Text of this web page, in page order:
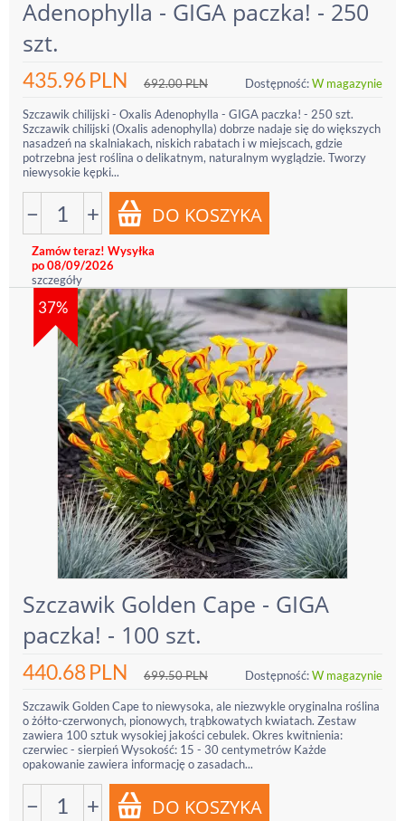
Adenophylla - GIGA paczka! - 250
szt.
435.96PLN 692.00PLN Dostępność:W magazynie
Szczawik chilijski - Oxalis Adenophylla - GIGA paczka! - 250 szt.
Szczawik chilijski (Oxalis adenophylla) dobrze nadaje się do większych
nasadzeń na skalniakach, niskich rabatach i w miejscach, gdzie
potrzebna jest roślina o delikatnym, naturalnym wyglądzie. Tworzy
niewysokie kępki...
− +
Zamów teraz! Wysyłka
po 08/09/2026
szczegóły
37%
Szczawik Golden Cape - GIGA
paczka! - 100 szt.
440.68PLN 699.50PLN Dostępność:W magazynie
Szczawik Golden Cape to niewysoka, ale niezwykle oryginalna roślina
o żółto-czerwonych, pionowych, trąbkowatych kwiatach. Zestaw
zawiera 100 sztuk wysokiej jakości cebulek. Okres kwitnienia:
czerwiec - sierpień Wysokość: 15 - 30 centymetrów Każde
opakowanie zawiera informację o zasadach...
− +